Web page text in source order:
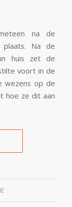
na de
Na de
huis zet de
voort in de
wezens op de
hoe ze dit aan